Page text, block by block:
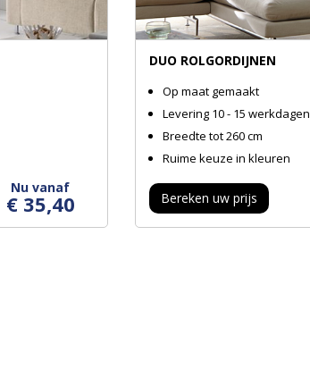
Nu vanaf
€ 35,40
DUO ROLGORDIJNEN
Op maat gemaakt
Levering 10 - 15 werkdagen
Breedte tot 260 cm
Ruime keuze in kleuren
Bereken uw prijs